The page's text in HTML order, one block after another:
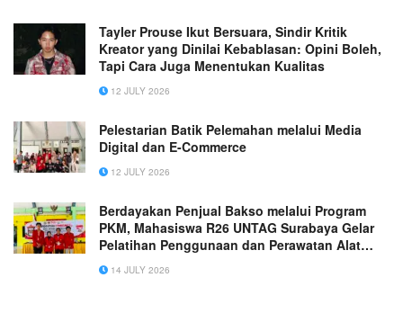
Tayler Prouse Ikut Bersuara, Sindir Kritik
Kreator yang Dinilai Kebablasan: Opini Boleh,
Tapi Cara Juga Menentukan Kualitas
12 JULY 2026
Pelestarian Batik Pelemahan melalui Media
Digital dan E-Commerce
12 JULY 2026
Berdayakan Penjual Bakso melalui Program
PKM, Mahasiswa R26 UNTAG Surabaya Gelar
Pelatihan Penggunaan dan Perawatan Alat
Penggiling Daging Manual
14 JULY 2026